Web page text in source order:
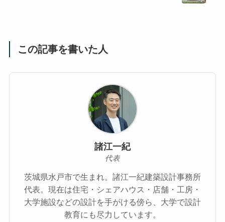
この記事を書いた人
諸江一紀
代表
茨城県水戸市で生まれ。諸江一紀建築設計事務所
代表。現在は住宅・シェアハウス・店舗・工房・
大学施設などの設計を手がける傍ら、大学で設計
教育にも尽力しています。